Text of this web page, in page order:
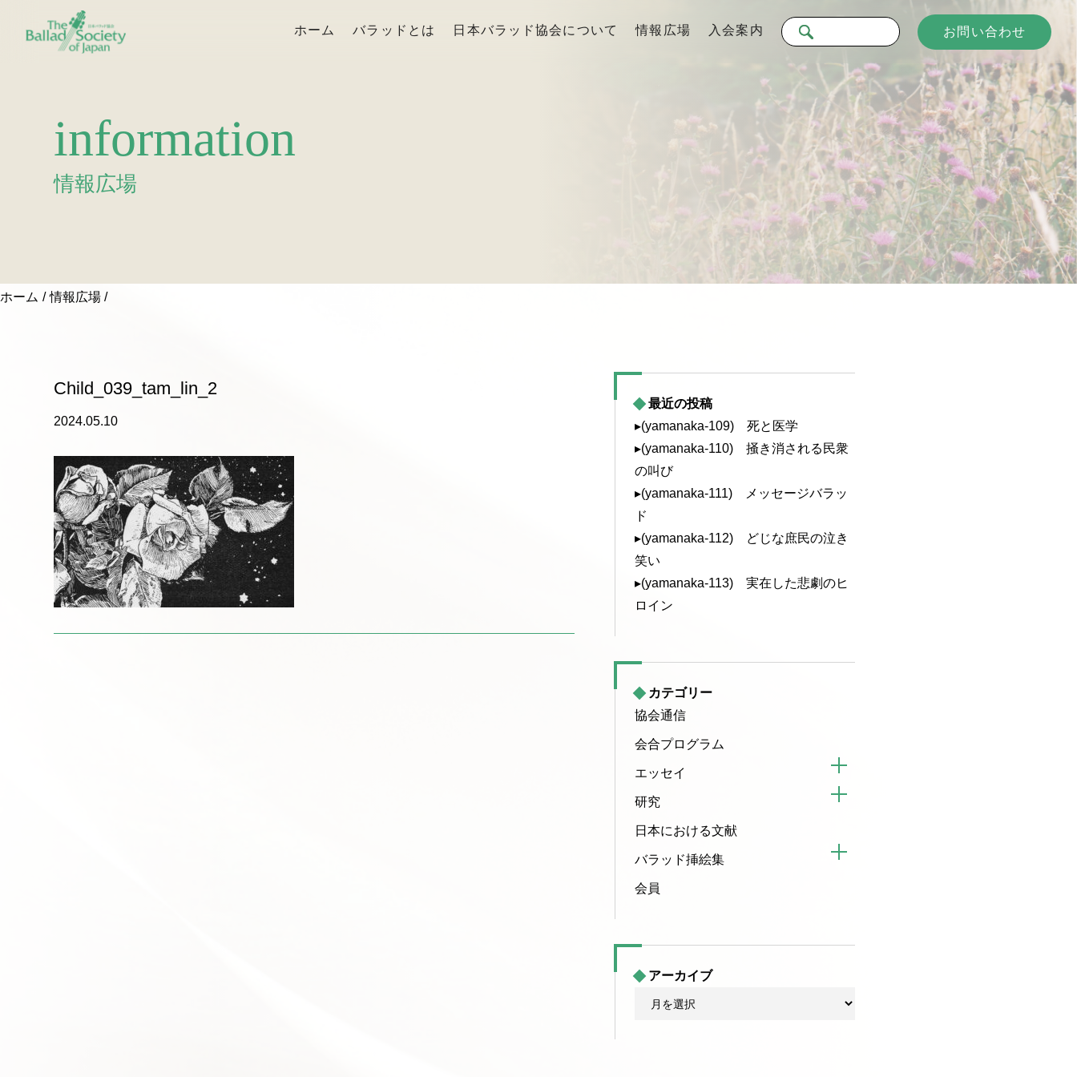
ホーム バラッドとは 日本バラッド協会について 情報広場 入会案内 お問い合わせ
information
情報広場
ホーム 情報広場
Child_039_tam_lin_2
2024.05.10
最近の投稿
▸(yamanaka-109) 死と医学
▸(yamanaka-110) 掻き消される民衆
の叫び
▸(yamanaka-111) メッセージバラッ
ド
▸(yamanaka-112) どじな庶民の泣き
笑い
▸(yamanaka-113) 実在した悲劇のヒ
ロイン
カテゴリー
協会通信
会合プログラム
エッセイ
研究
日本における文献
バラッド挿絵集
会員
アーカイブ